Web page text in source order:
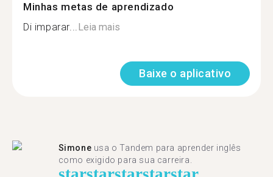
Minhas metas de aprendizado
Di imparar...Leia mais
Baixe o aplicativo
Simone usa o Tandem para aprender inglês
como exigido para sua carreira.